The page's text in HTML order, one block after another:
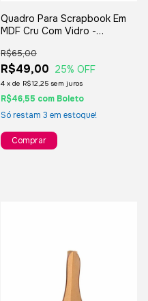
Quadro Para Scrapbook Em
MDF Cru Com Vidro -
R$49,00
R$65,00
25% OFF
4 x de R$12,25 sem juros
R$46,55 com Boleto
Só restam 3 em estoque!